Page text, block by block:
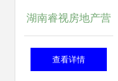
湖南睿视房地产营
销策划 创新驱动，
查看详情